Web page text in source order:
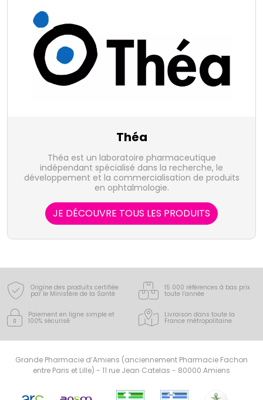
Théa
Théa est un laboratoire pharmaceutique
indépendant spécialisé dans la recherche, le
développement et la commercialisation de produits
en ophtalmologie.
JE DÉCOUVRE TOUS LES PRODUITS
Origine des produits certifiée
par le Ministère de la Santé
15 000 références à bas prix
toute l’année
Paiement en ligne simple et
100% sécurisé
Livraison dans toute la
France métropolitaine
Grande Pharmacie d’Amiens (anciennement Pharmacie Fachon
entre Paris et Lille) - 11 rue Jean Catelas - 80000 Amiens